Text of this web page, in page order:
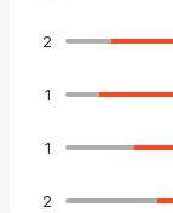
2
1
1
2